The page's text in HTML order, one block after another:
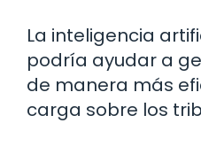
La inteligencia
podría ayudar a
de manera más
carga sobre los